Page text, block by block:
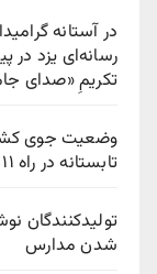
در آستانه
رسانه‌ای یزد در
تکریمِ «صدای
تابستانه در راه ۱۱ استان
تولیدکنندگان
شدن مدارس